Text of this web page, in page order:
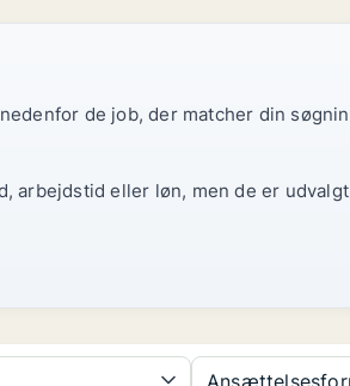
de job, der matcher din
arbejdstid eller løn, men de er